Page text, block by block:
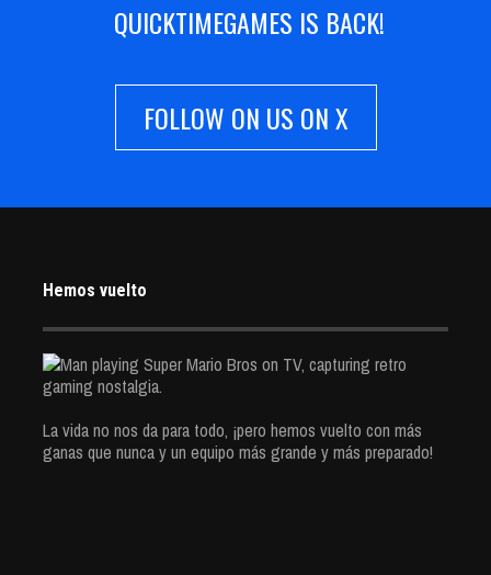
QUICKTIMEGAMES IS BACK!
FOLLOW ON US ON X
Hemos vuelto
La vida no nos da para todo, ¡pero hemos vuelto con más
ganas que nunca y un equipo más grande y más preparado!